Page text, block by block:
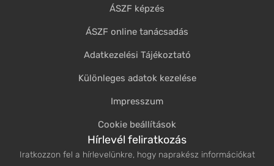
ÁSZF képzés
ÁSZF online tanácsadás
Adatkezelési Tájékoztató
Különleges adatok kezelése
Impresszum
Cookie beállítások
Hírlevél feliratkozás
Iratkozzon fel a hírlevelünkre, hogy naprakész információkat